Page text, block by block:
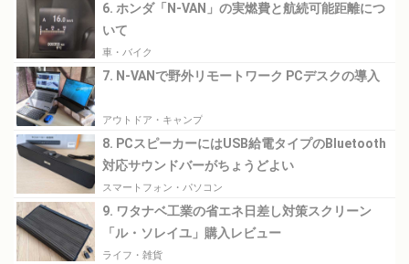
6. ホンダ「N-VAN」の実燃費と航続可能距離につ
いて
車・バイク
7. N-VANで野外リモートワーク PCデスクの導入
アウトドア・キャンプ
8. PCスピーカーにはUSB給電タイプのBluetooth
対応サウンドバーがちょうどよい
スマートフォン・パソコン
9. ワタナベ工業の省エネ日差し対策スクリーン
「ル・ソレイユ」購入レビュー
ライフ・雑貨